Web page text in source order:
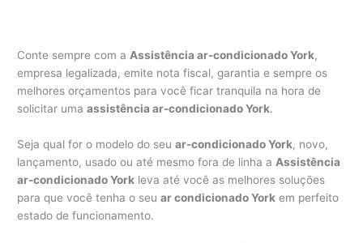
Conte sempre com a Assistência ar-condicionado York,
empresa legalizada, emite nota fiscal, garantia e sempre os
melhores orçamentos para você ficar tranquila na hora de
solicitar umaassistência ar-condicionado York.
Seja qual for o modelo do seuar-condicionado York, novo,
lançamento, usado ou até mesmo fora de linha a Assistência
ar-condicionado York leva até você as melhores soluções
para que você tenha o seuar condicionado York em perfeito
estado de funcionamento.